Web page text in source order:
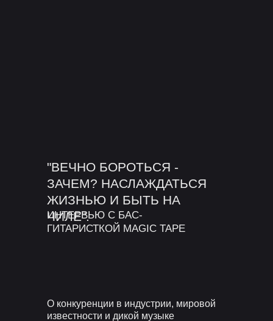
"ВЕЧНО БОРОТЬСЯ -
ЗАЧЕМ? НАСЛАЖДАТЬСЯ
ЖИЗНЬЮ И БЫТЬ НА
ЧИЛЕ".
ИНТЕРВЬЮ С БАС-
ГИТАРИСТКОЙ MAGIC TAPE
О конкуренции в индустрии, мировой
известности и дикой музыке